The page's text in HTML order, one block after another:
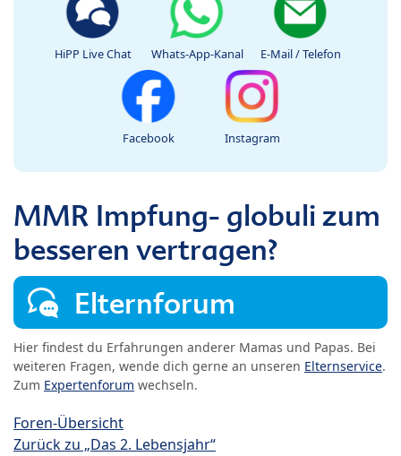
HiPP Live Chat Whats-App-Kanal E-Mail / Telefon
Facebook Instagram
MMR Impfung- globuli zum
besseren vertragen?
Elternforum
Hier findest du Erfahrungen anderer Mamas und Papas. Bei
weiteren Fragen, wende dich gerne an unseren Elternservice.
Zum Expertenforum wechseln.
Foren-Übersicht
Zurück zu „Das 2. Lebensjahr“